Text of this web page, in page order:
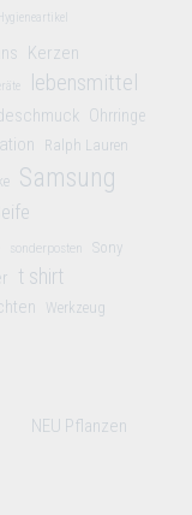
Kerzen
lebensmittel
Ohrringe
Ralph Lauren
Samsung
sonderposten Sony
t shirt
Werkzeug
NEU Pflanzen